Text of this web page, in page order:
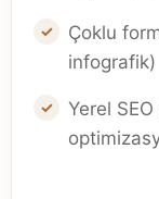
Çoklu
infografik)
Yerel